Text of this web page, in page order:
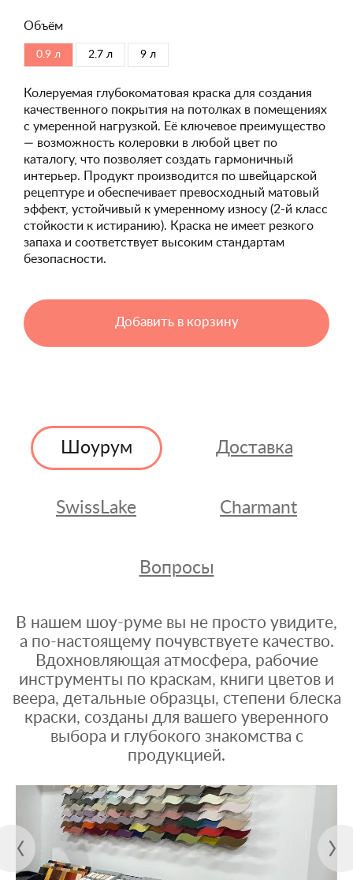
Объём
0.9 л 2.7 л 9 л
Колеруемая глубокоматовая краска для создания
качественного покрытия на потолках в помещениях
с умеренной нагрузкой. Её ключевое преимущество
— возможность колеровки в любой цвет по
каталогу, что позволяет создать гармоничный
интерьер. Продукт производится по швейцарской
рецептуре и обеспечивает превосходный матовый
эффект, устойчивый к умеренному износу (2-й класс
стойкости к истиранию). Краска не имеет резкого
запаха и соответствует высоким стандартам
безопасности.
Добавить в корзину
Шоурум Доставка
SwissLake Charmant
Вопросы
В нашем шоу-руме вы не просто увидите,
а по-настоящему почувствуете качество.
Вдохновляющая атмосфера, рабочие
инструменты по краскам, книги цветов и
веера, детальные образцы, степени блеска
краски, созданы для вашего уверенного
выбора и глубокого знакомства с
продукцией.